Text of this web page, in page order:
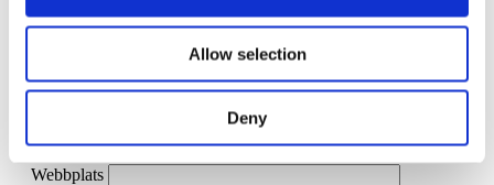
Allow selection
Deny
Namn*
Webbplats